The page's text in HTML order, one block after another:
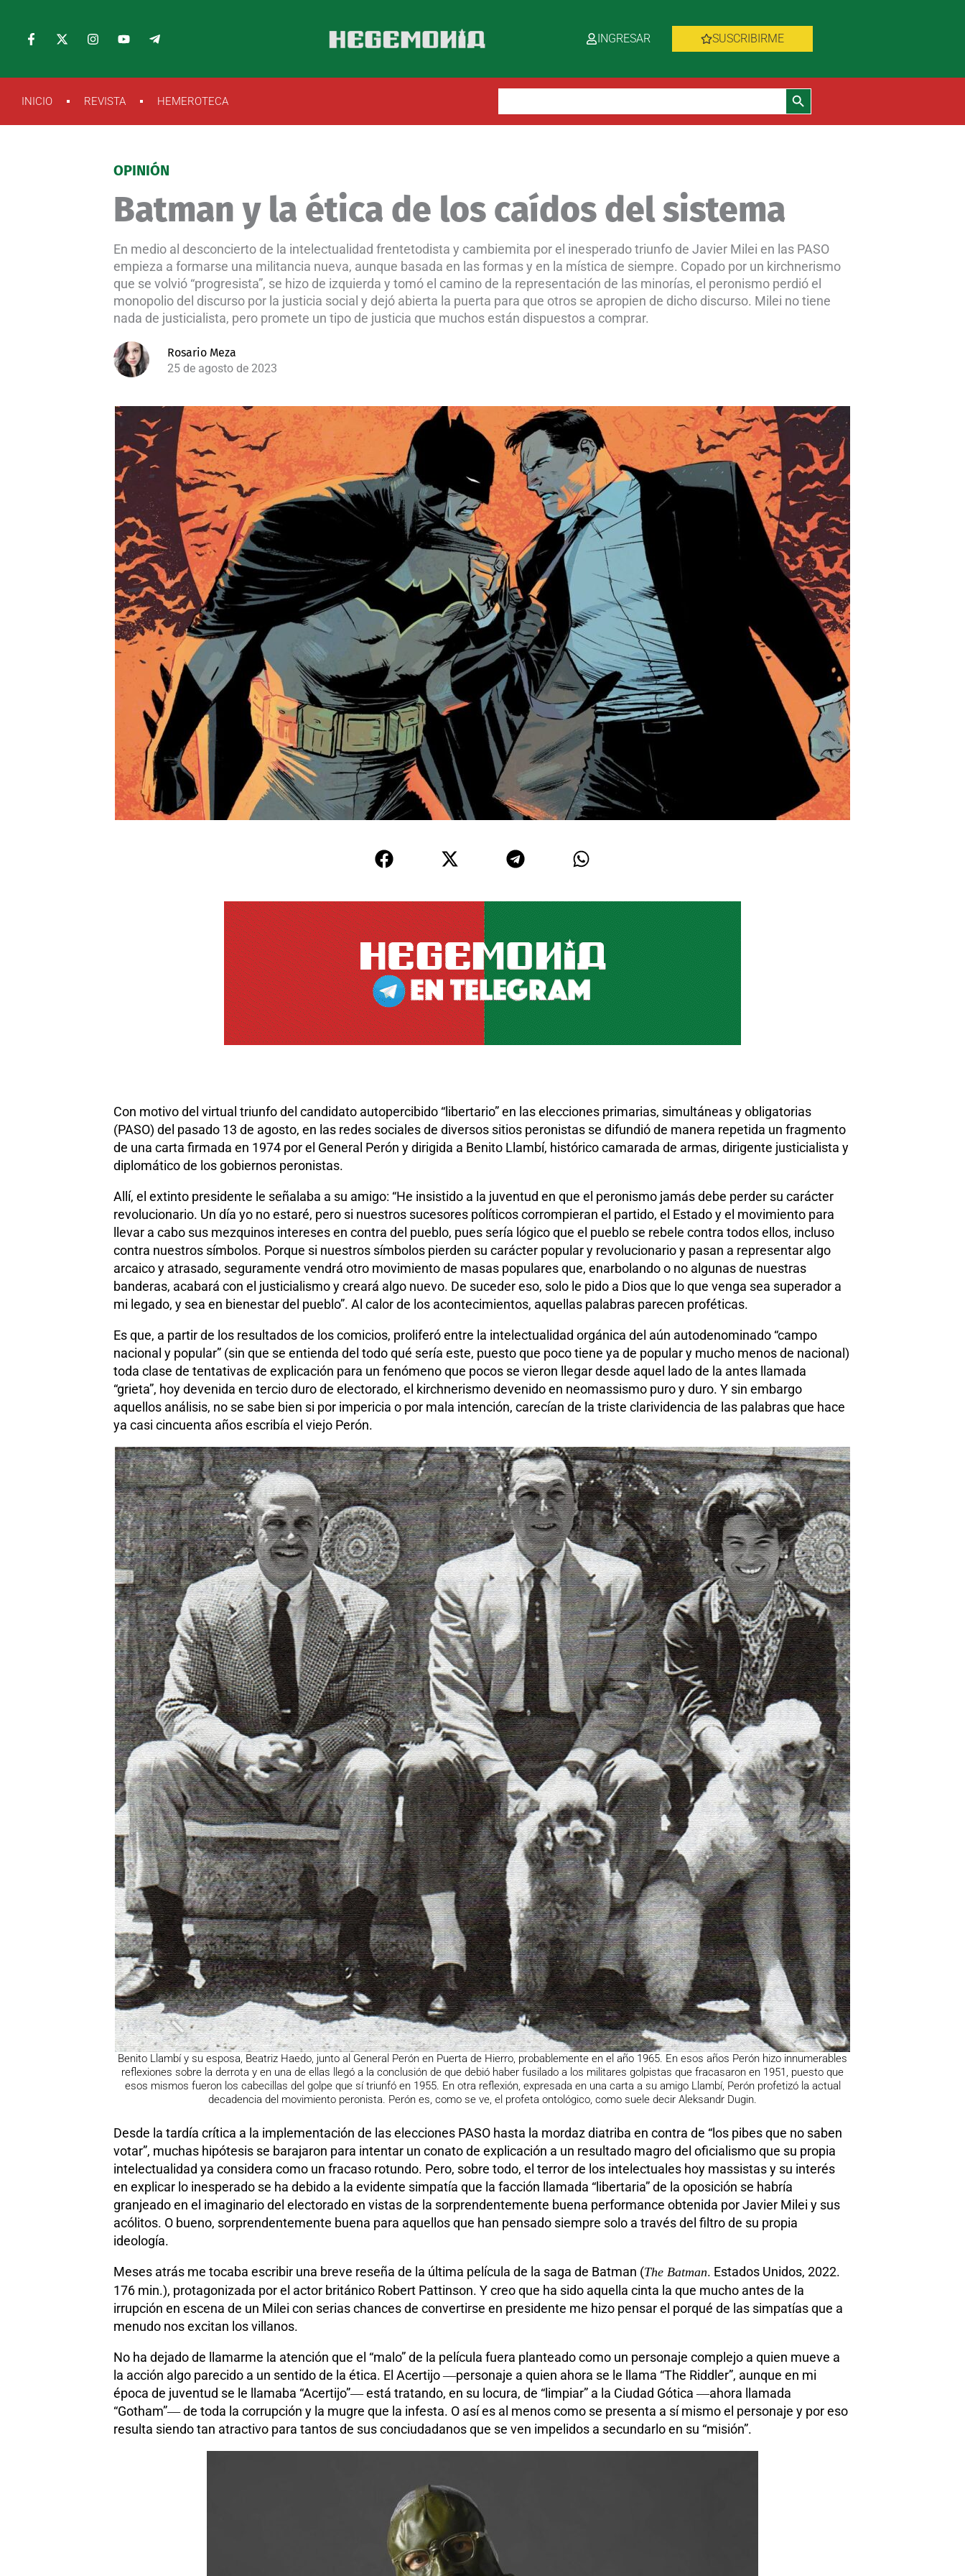
contenido
F
a
b
o
-
X
-
i
r
I
n
a
r
m
Y
o
u
e
T
e
g
a
-
a
n
INGRESAR SUSCRIBIRME
INICIO REVISTA HEMEROTECA
Botón de búsqueda
OPINIÓN
Batman y la ética de los caídos del sistema
En medio al desconcierto de la intelectualidad frentetodista y cambiemita por el inesperado triunfo de Javier Milei en las PASO
empieza a formarse una militancia nueva, aunque basada en las formas y en la mística de siempre. Copado por un kirchnerismo
que se volvió “progresista”, se hizo de izquierda y tomó el camino de la representación de las minorías, el peronismo perdió el
monopolio del discurso por la justicia social y dejó abierta la puerta para que otros se apropien de dicho discurso. Milei no tiene
nada de justicialista, pero promete un tipo de justicia que muchos están dispuestos a comprar.
Rosario Meza
25 de agosto de 2023
Con motivo del virtual triunfo del candidato autopercibido “libertario” en las elecciones primarias, simultáneas y obligatorias
(PASO) del pasado 13 de agosto, en las redes sociales de diversos sitios peronistas se difundió de manera repetida un fragmento
de una carta firmada en 1974 por el General Perón y dirigida a Benito Llambí, histórico camarada de armas, dirigente justicialista y
diplomático de los gobiernos peronistas.
Allí, el extinto presidente le señalaba a su amigo: “He insistido a la juventud en que el peronismo jamás debe perder su carácter
revolucionario. Un día yo no estaré, pero si nuestros sucesores políticos corrompieran el partido, el Estado y el movimiento para
llevar a cabo sus mezquinos intereses en contra del pueblo, pues sería lógico que el pueblo se rebele contra todos ellos, incluso
contra nuestros símbolos. Porque si nuestros símbolos pierden su carácter popular y revolucionario y pasan a representar algo
arcaico y atrasado, seguramente vendrá otro movimiento de masas populares que, enarbolando o no algunas de nuestras
banderas, acabará con el justicialismo y creará algo nuevo. De suceder eso, solo le pido a Dios que lo que venga sea superador a
mi legado, y sea en bienestar del pueblo”. Al calor de los acontecimientos, aquellas palabras parecen proféticas.
Es que, a partir de los resultados de los comicios, proliferó entre la intelectualidad orgánica del aún autodenominado “campo
nacional y popular” (sin que se entienda del todo qué sería este, puesto que poco tiene ya de popular y mucho menos de nacional)
toda clase de tentativas de explicación para un fenómeno que pocos se vieron llegar desde aquel lado de la antes llamada
“grieta”, hoy devenida en tercio duro de electorado, el kirchnerismo devenido en neomassismo puro y duro. Y sin embargo
aquellos análisis, no se sabe bien si por impericia o por mala intención, carecían de la triste clarividencia de las palabras que hace
ya casi cincuenta años escribía el viejo Perón.
Benito Llambí y su esposa, Beatriz Haedo, junto al General Perón en Puerta de Hierro, probablemente en el año 1965. En esos años Perón hizo innumerables
reflexiones sobre la derrota y en una de ellas llegó a la conclusión de que debió haber fusilado a los militares golpistas que fracasaron en 1951, puesto que
esos mismos fueron los cabecillas del golpe que sí triunfó en 1955. En otra reflexión, expresada en una carta a su amigo Llambí, Perón profetizó la actual
decadencia del movimiento peronista. Perón es, como se ve, el profeta ontológico, como suele decir Aleksandr Dugin.
Desde la tardía crítica a la implementación de las elecciones PASO hasta la mordaz diatriba en contra de “los pibes que no saben
votar”, muchas hipótesis se barajaron para intentar un conato de explicación a un resultado magro del oficialismo que su propia
intelectualidad ya considera como un fracaso rotundo. Pero, sobre todo, el terror de los intelectuales hoy massistas y su interés
en explicar lo inesperado se ha debido a la evidente simpatía que la facción llamada “libertaria” de la oposición se habría
granjeado en el imaginario del electorado en vistas de la sorprendentemente buena performance obtenida por Javier Milei y sus
acólitos. O bueno, sorprendentemente buena para aquellos que han pensado siempre solo a través del filtro de su propia
ideología.
Meses atrás me tocaba escribir una breve reseña de la última película de la saga de Batman (The Batman. Estados Unidos, 2022.
176 min.), protagonizada por el actor británico Robert Pattinson. Y creo que ha sido aquella cinta la que mucho antes de la
irrupción en escena de un Milei con serias chances de convertirse en presidente me hizo pensar el porqué de las simpatías que a
menudo nos excitan los villanos.
No ha dejado de llamarme la atención que el “malo” de la película fuera planteado como un personaje complejo a quien mueve a
la acción algo parecido a un sentido de la ética. El Acertijo ―personaje a quien ahora se le llama “The Riddler”, aunque en mi
época de juventud se le llamaba “Acertijo”― está tratando, en su locura, de “limpiar” a la Ciudad Gótica ―ahora llamada
“Gotham”― de toda la corrupción y la mugre que la infesta. O así es al menos como se presenta a sí mismo el personaje y por eso
resulta siendo tan atractivo para tantos de sus conciudadanos que se ven impelidos a secundarlo en su “misión”.